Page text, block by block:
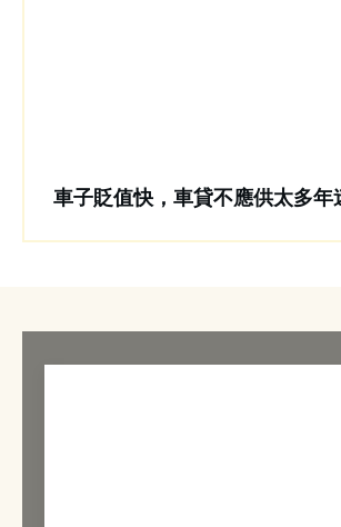
車子貶值快，車貸不應供太多年